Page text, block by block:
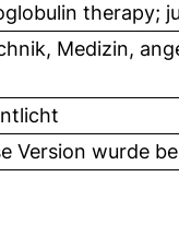
therapy;
Medizin,
Version wurde